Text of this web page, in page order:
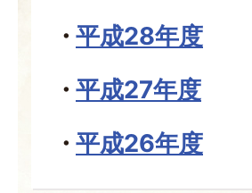
平成28年度
平成27年度
平成26年度